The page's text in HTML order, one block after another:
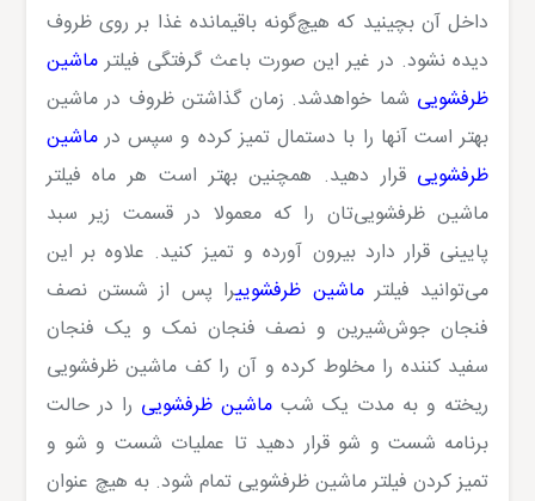
داخل آن بچینید که هیچ‌گونه باقیمانده غذا بر روی ظروف
دیده نشود. در غیر این صورت باعث گرفتگی فیلترماشین
ظرفشویی شما خواهدشد. زمان گذاشتن ظروف در ماشین
بهتر است آنها را با دستمال تمیز کرده و سپس درماشین
ظرفشویی قرار دهید. همچنین بهتر است هر ماه فیلتر
ماشین ظرفشویی‌تان را که معمولا در قسمت زیر سبد
پایینی قرار دارد بیرون آورده و تمیز کنید. علاوه بر این
می‌توانید فیلترماشین ظرفشوییرا پس از شستن نصف
فنجان جوش‌شیرین و نصف فنجان نمک و یک فنجان
سفید کننده را مخلوط کرده و آن را کف ماشین ظرفشویی
ریخته و به مدت یک شبماشین ظرفشویی را در حالت
برنامه شست و شو قرار دهید تا عملیات شست و شو و
تمیز کردن فیلتر ماشین ظرفشویی تمام شود. به هیچ عنوان